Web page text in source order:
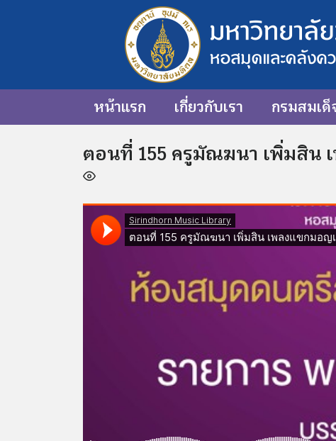
หน้าแรก เกี่ยวกับเรา กรมสมเด็
ตอนที่ 155 ครูมัณฆนา เพิ่มสิน